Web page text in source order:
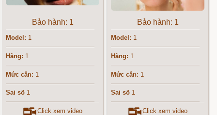
Bảo hành: 1
Model: 1
Hãng: 1
Mức cân: 1
Sai số 1
Click xem video
Bảo hành: 1
Model: 1
Hãng: 1
Mức cân: 1
Sai số 1
Click xem video